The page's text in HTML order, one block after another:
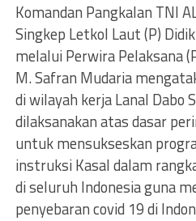
Komandan Pangkalan TNI
Singkep Letkol Laut (P)
melalui Perwira Pelaksana
M. Safran Mudaria
di wilayah kerja Lanal Dabo
dilaksanakan atas dasar
untuk mensukseskan
instruksi Kasal dalam
di seluruh Indonesia guna
penyebaran covid 19 di